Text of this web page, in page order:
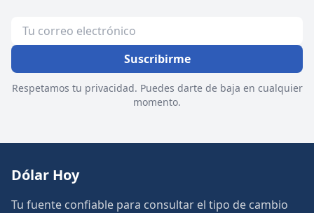
Suscribirme
Respetamos tu privacidad. Puedes darte de baja en cualquier
momento.
Dólar Hoy
Tu fuente confiable para consultar el tipo de cambio